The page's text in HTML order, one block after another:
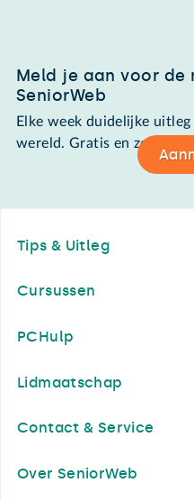
Meld je aan voor de
SeniorWeb
Elke week duidelijke
wereld. Gratis en zomaar
Tips & Uitleg
Cursussen
PCHulp
Lidmaatschap
Contact & Service
Over SeniorWeb